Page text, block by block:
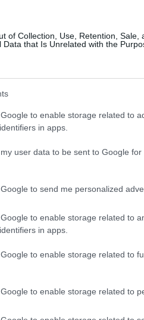
of Collection, Use, Retention, Sale,
Data that Is Unrelated with the
to enable storage related to
in apps.
user data to be sent to Google
to send me personalized
to enable storage related to
in apps.
to enable storage related to
to enable storage related to